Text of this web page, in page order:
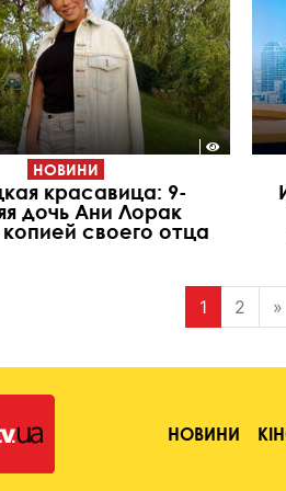
НОВИНИ
красавица: 9-
дочь Ани Лорак
своего отца
1 2 »
НОВИНИ